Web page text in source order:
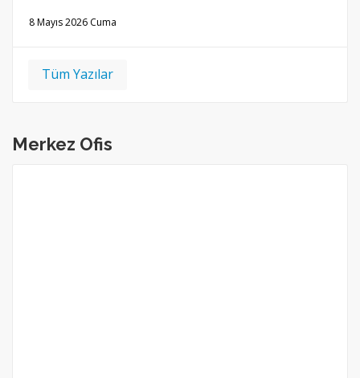
8 Mayıs 2026 Cuma
Tüm Yazılar
Merkez Ofis